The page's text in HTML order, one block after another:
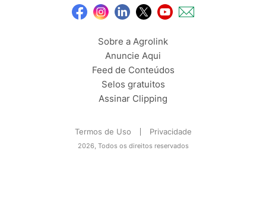
Sobre a Agrolink
Anuncie Aqui
Feed de Conteúdos
Selos gratuitos
Assinar Clipping
Termos de Uso Privacidade
2026, Todos os direitos reservados